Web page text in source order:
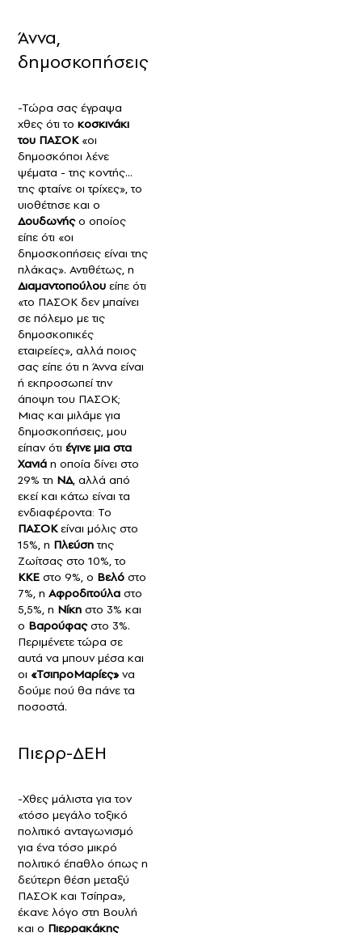
Άννα,
δημοσκοπήσεις
-Τώρα σας έγραψα
χθες ότι το κοσκινάκι
του ΠΑΣΟΚ«οι
δημοσκόποι λένε
ψέματα - της κοντής…
της φταίνε οι τρίχες», το
υιοθέτησε και ο
Δουδωνήςο οποίος
είπε ότι «οι
δημοσκοπήσεις είναι της
πλάκας». Αντιθέτως, η
Διαμαντοπούλου είπε ότι
«το ΠΑΣΟΚ δεν μπαίνει
σε πόλεμο με τις
δημοσκοπικές
εταιρείες», αλλά ποιος
σας είπε ότι η Άννα είναι
ή εκπροσωπεί την
άποψη του ΠΑΣΟΚ;
Μιας και μιλάμε για
δημοσκοπήσεις, μου
είπαν ότι έγινε μια στα
Χανιά η οποία δίνει στο
29% τη ΝΔ, αλλά από
εκεί και κάτω είναι τα
ενδιαφέροντα: Το
ΠΑΣΟΚείναι μόλις στο
15%, η Πλεύσητης
Ζωίτσας στο 10%, το
ΚΚΕ στο 9%, ο Βελό στο
7%, η Αφροδιτούλα στο
5,5%, η Νίκη στο 3% και
ο Βαρούφαςστο 3%.
Περιμένετε τώρα σε
αυτά να μπουν μέσα και
οι «ΤσιπροΜαρίες» να
δούμε πού θα πάνε τα
ποσοστά.
Πιερρ-ΔΕΗ
-Χθες μάλιστα για τον
«τόσο μεγάλο τοξικό
πολιτικό ανταγωνισμό
για ένα τόσο μικρό
πολιτικό έπαθλο όπως η
δεύτερη θέση μεταξύ
ΠΑΣΟΚ και Τσίπρα»,
έκανε λόγο στη Βουλή
και ο Πιερρακάκης